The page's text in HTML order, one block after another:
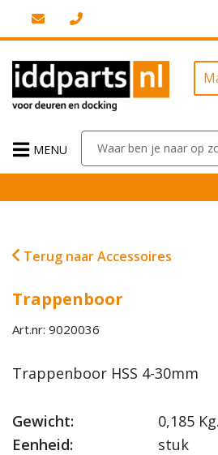
MENU
Terug naar Accessoires
Trappenboor
Art.nr: 9020036
Trappenboor HSS 4-30mm
Gewicht:
0,185 Kg.
Eenheid:
stuk